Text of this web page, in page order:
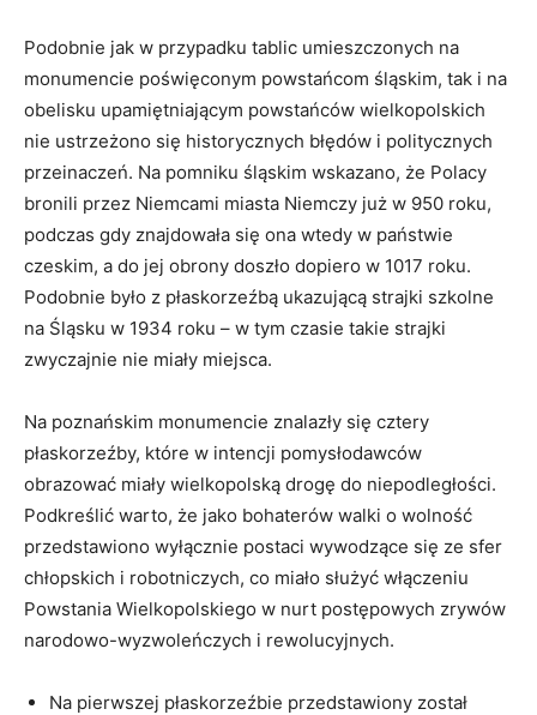
Podobnie jak w przypadku tablic umieszczonych na
monumencie poświęconym powstańcom śląskim, tak i na
obelisku upamiętniającym powstańców wielkopolskich
nie ustrzeżono się historycznych błędów i politycznych
przeinaczeń. Na pomniku śląskim wskazano, że Polacy
bronili przez Niemcami miasta Niemczy już w 950 roku,
podczas gdy znajdowała się ona wtedy w państwie
czeskim, a do jej obrony doszło dopiero w 1017 roku.
Podobnie było z płaskorzeźbą ukazującą strajki szkolne
na Śląsku w 1934 roku – w tym czasie takie strajki
zwyczajnie nie miały miejsca.
Na poznańskim monumencie znalazły się cztery
płaskorzeźby, które w intencji pomysłodawców
obrazować miały wielkopolską drogę do niepodległości.
Podkreślić warto, że jako bohaterów walki o wolność
przedstawiono wyłącznie postaci wywodzące się ze sfer
chłopskich i robotniczych, co miało służyć włączeniu
Powstania Wielkopolskiego w nurt postępowych zrywów
narodowo-wyzwoleńczych i rewolucyjnych.
Na pierwszej płaskorzeźbie przedstawiony został